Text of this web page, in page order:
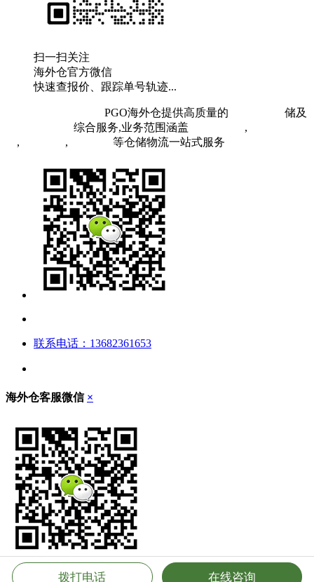
扫一扫关注
海外仓官方微信
快速查报价、跟踪单号轨迹...
PGO海外仓提供高质量的
储及
综合服务,业务范围涵盖 ,
, , 等仓储物流一站式服务
联系电话：13682361653
海外仓客服微信 ×
立即扫描，添加客服微信
拨打电话 在线咨询